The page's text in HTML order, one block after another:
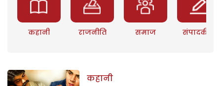
कहानी राजनीति समाज संपादकीय
कहानी